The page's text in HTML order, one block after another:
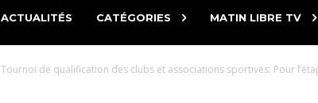
ACTUALITÉS CATÉGORIES MATIN LIBRE TV
Tournoi de qualification des clubs et associations sportives: Pour